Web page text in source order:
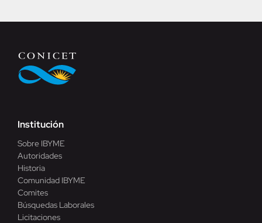
Institución
Sobre IBYME
Autoridades
Historia
Comunidad IBYME
Comites
Búsquedas Laborales
Licitaciones